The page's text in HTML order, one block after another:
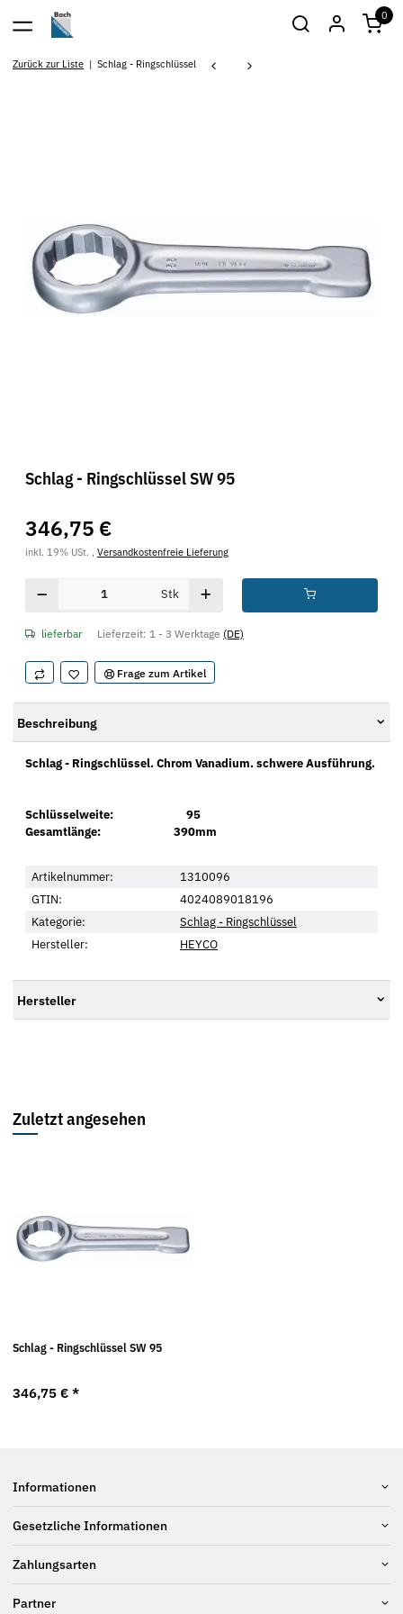
0
Zurück zur Liste Schlag - Ringschlüssel
Schlag - Ringschlüssel SW 95
346,75 €
inkl. 19% USt. , Versandkostenfreie Lieferung
Stk
lieferbar Lieferzeit: 1 - 3 Werktage (DE)
Frage zum Artikel
Beschreibung
Schlag - Ringschlüssel. Chrom Vanadium. schwere Ausführung.
Schlüsselweite: 95
Gesamtlänge: 390mm
Artikelnummer:
1310096
GTIN:
4024089018196
Kategorie:
Schlag - Ringschlüssel
Hersteller:
HEYCO
Hersteller
Zuletzt angesehen
Schlag - Ringschlüssel SW 95
346,75 € *
Informationen
Gesetzliche Informationen
Zahlungsarten
Partner